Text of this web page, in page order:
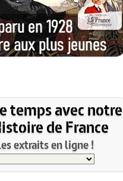
temps avec notre
de France
extraits en ligne !